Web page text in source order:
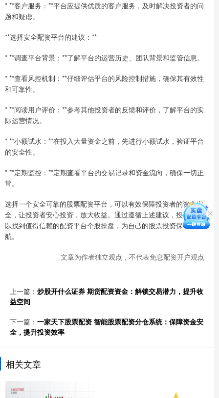
* **客户服务：**平台应提供优质的客户服务，及时解决投资者的问
题和疑虑。
**选择安全配资平台的建议：**
* **调查平台背景：**了解平台的运营历史、团队背景和监管信息。
* **查看风控机制：**仔细评估平台的风险控制措施，确保其有效性
和可靠性。
* **阅读用户评价：**参考其他投资者的反馈和评价，了解平台的实
际运营情况。
* **小额试水：**在投入大量资金之前，先进行小额试水，验证平台
的安全性。
* **定期监控：**定期查看平台的交易记录和资金流向，确保一切正
常。
选择一个安全可靠的股票配资平台，可以有效保障投资者的资金安
全，让投资者安心投资，放大收益。通过遵循上述建议，投资者可
以找到值得信赖的配资平台个股操盘，为自己的股票投资保驾护
航。
文章为作者独立观点，不代表免息配资开户观点
上一篇： 炒股开什么证券 期货配资资金：解锁交易潜力，提升收
益空间
下一篇： 一家天下股票配资 智能股票配资分仓系统：保障资金安
全，提升投资效率
相关文章